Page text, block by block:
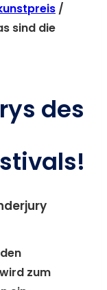
/
sind die
des
zum